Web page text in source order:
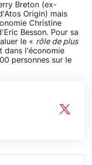
Breton (ex-
Origin) mais
Christine
Besson. Pour sa
le « rôle de plus
dans l'économie
personnes sur le